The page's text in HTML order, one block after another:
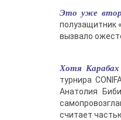
Это уже
полузащитник
вызвало
Хотя
турнира
Анатолия
считает